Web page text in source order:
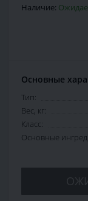
Наличие:
Основные
Тип:
Вес, кг:
Класс:
Основные